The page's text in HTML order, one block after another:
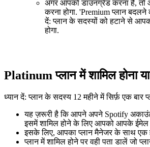
अगर आपको डाउनग्रेड करना है, तो
करना होगा. 'Premium प्लान
दें: प्लान के सदस्यों को हटाने से
होगा.
Platinum प्लान में शामिल होना
ध्यान दें: प्लान के सदस्य 12 महीने में सिर्फ़ एक बार
यह ज़रूरी है कि आपने अपने Spotify
इसमें शामिल होने के लिए आपको आपके ईमेल
इसके लिए, आपका प्लान मैनेजर के साथ एक
प्लान में शामिल होने पर वही पता डालें जो